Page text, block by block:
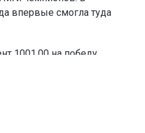
впервые смогла туда
1001.00 на победу